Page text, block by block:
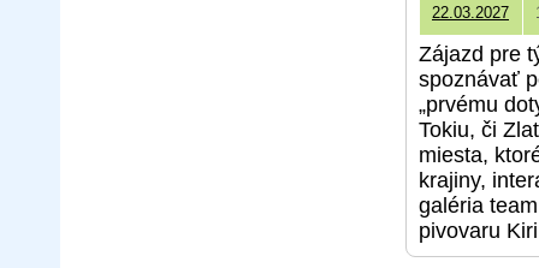
22.03.2027
Zájazd pre
spoznávať
„prvému
Tokiu, či
miesta,
krajiny,
galéria
pivovaru